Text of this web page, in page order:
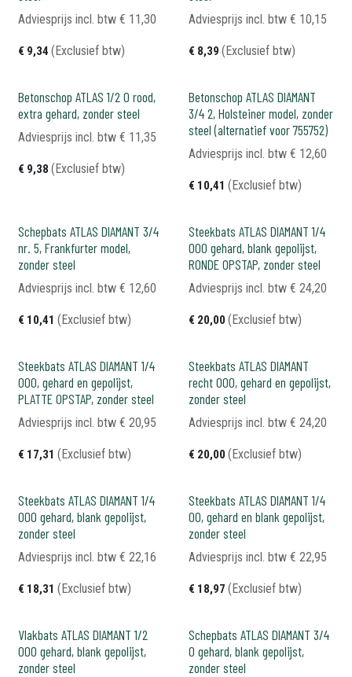
€ 9,34 (Exclusief btw)
Adviesprijs incl. btw € 11,30
€ 8,39 (Exclusief btw)
Adviesprijs incl. btw € 10,15
Betonschop ATLAS 1/2 0 rood,
extra gehard, zonder steel
€ 9,38 (Exclusief btw)
Adviesprijs incl. btw € 11,35
Betonschop ATLAS DIAMANT
3/4 2, Holsteiner model, zonder
steel (alternatief voor 755752)
€ 10,41 (Exclusief btw)
Adviesprijs incl. btw € 12,60
Schepbats ATLAS DIAMANT 3/4
nr. 5, Frankfurter model,
zonder steel
€ 10,41 (Exclusief btw)
Adviesprijs incl. btw € 12,60
Steekbats ATLAS DIAMANT 1/4
000 gehard, blank gepolijst,
RONDE OPSTAP, zonder steel
€ 20,00 (Exclusief btw)
Adviesprijs incl. btw € 24,20
Steekbats ATLAS DIAMANT 1/4
000, gehard en gepolijst,
PLATTE OPSTAP, zonder steel
€ 17,31 (Exclusief btw)
Adviesprijs incl. btw € 20,95
Steekbats ATLAS DIAMANT
recht 000, gehard en gepolijst,
zonder steel
€ 20,00 (Exclusief btw)
Adviesprijs incl. btw € 24,20
Steekbats ATLAS DIAMANT 1/4
000 gehard, blank gepolijst,
zonder steel
€ 18,31 (Exclusief btw)
Adviesprijs incl. btw € 22,16
Steekbats ATLAS DIAMANT 1/4
00, gehard en blank gepolijst,
zonder steel
€ 18,97 (Exclusief btw)
Adviesprijs incl. btw € 22,95
Vlakbats ATLAS DIAMANT 1/2
000 gehard, blank gepolijst,
zonder steel
Schepbats ATLAS DIAMANT 3/4
0 gehard, blank gepolijst,
zonder steel